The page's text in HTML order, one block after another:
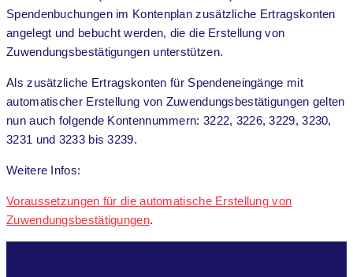
Spendenbuchungen im Kontenplan zusätzliche Ertragskonten
angelegt und bebucht werden, die die Erstellung von
Zuwendungsbestätigungen unterstützen.
Als zusätzliche Ertragskonten für Spendeneingänge mit
automatischer Erstellung von Zuwendungsbestätigungen gelten
nun auch folgende Kontennummern: 3222, 3226, 3229, 3230,
3231 und 3233 bis 3239.
Weitere Infos:
Voraussetzungen für die automatische Erstellung von
Zuwendungsbestätigungen.